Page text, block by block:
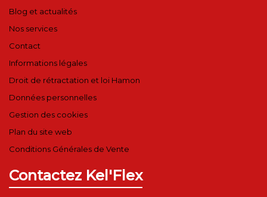
Blog et actualités
Nos services
Contact
Informations légales
Droit de rétractation et loi Hamon
Données personnelles
Gestion des cookies
Plan du site web
Conditions Générales de Vente
Contactez Kel'Flex